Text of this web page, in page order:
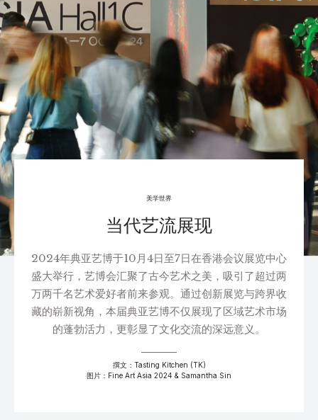
美学世界
当代艺流展现
2024年典亚艺博于10月4日至7日在香港会议展览中心
盛大举行，艺博会汇聚了古今艺术之美，吸引了超过两
万两千名艺术爱好者前来参观。通过创新展览与跨界收
藏的崭新视角，本届典亚艺博不仅展现了区域艺术市场
的蓬勃活力，更彰显了文化交流的深远意义。
撰文：Tasting Kitchen (TK)
图片：Fine Art Asia 2024 & Samantha Sin